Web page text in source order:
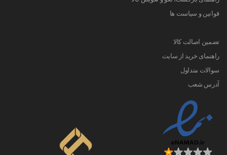
قوانین و سیاست ها
تضمین اصالت کالا
راهنمای خرید از سایت
سوالات متداول
آدرس شعب